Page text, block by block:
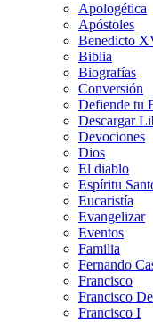
Apologética
Apóstoles
Benedicto
Biblia
Biografías
Conversión
Defiende tu
Descargar
Devociones
Dios
El diablo
Espíritu
Eucaristía
Evangelizar
Eventos
Familia
Fernando
Francisco
Francisco
Francisco I